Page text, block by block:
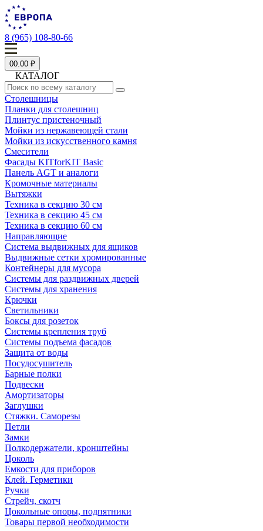
8 (965) 108-80-66
00.00 ₽
КАТАЛОГ
Столешницы
Планки для столешниц
Плинтус пристеночный
Мойки из нержавеющей стали
Мойки из искусственного камня
Смесители
Фасады KITforKIT Basic
Панель AGT и аналоги
Кромочные материалы
Вытяжки
Техника в секцию 30 см
Техника в секцию 45 см
Техника в секцию 60 см
Направляющие
Система выдвижных для ящиков
Выдвижные сетки хромированные
Контейнеры для мусора
Системы для раздвижных дверей
Системы для хранения
Крючки
Светильники
Боксы для розеток
Системы крепления труб
Системы подъема фасадов
Защита от воды
Посудосушитель
Барные полки
Подвески
Амортизаторы
Заглушки
Стяжки. Саморезы
Петли
Замки
Полкодержатели, кронштейны
Цоколь
Емкости для приборов
Клей. Герметики
Ручки
Стрейч, скотч
Цокольные опоры, подпятники
Товары первой необходимости